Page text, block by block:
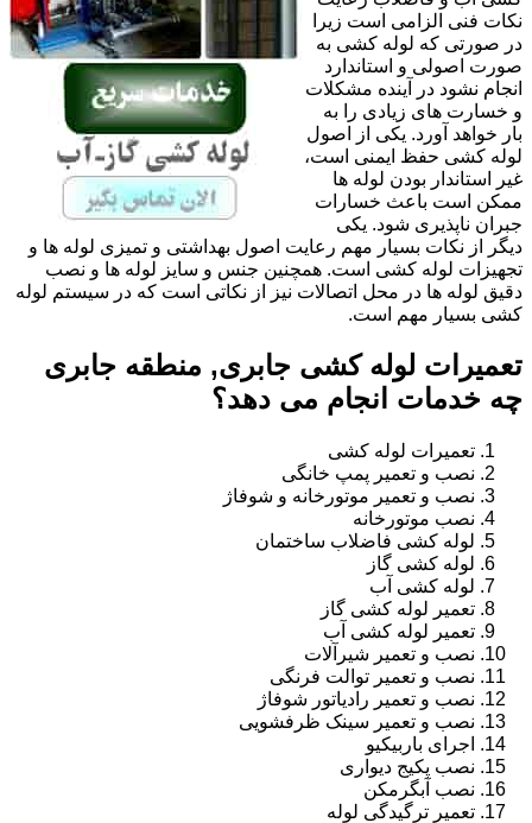
نکات فنی الزامی است زیرا
در صورتی که لوله کشی به
صورت اصولی و استاندارد
انجام نشود در آینده مشکلات
و خسارت های زیادی را به
بار خواهد آورد. یکی از اصول
لوله کشی حفظ ایمنی است،
غیر استاندار بودن لوله ها
ممکن است باعث خسارات
جبران ناپذیری شود. یکی
دیگر از نکات بسیار مهم رعایت اصول بهداشتی و تمیزی لوله ها و
تجهیزات لوله کشی است. همچنین جنس و سایز لوله ها و نصب
دقیق لوله ها در محل اتصالات نیز از نکاتی است که در سیستم لوله
کشی بسیار مهم است.
تعمیرات لوله کشی جابری, منطقه جابری
چه خدمات انجام می دهد؟
تعمیرات لوله کشی
نصب و تعمیر پمپ خانگی
نصب و تعمیر موتورخانه و شوفاژ
نصب موتورخانه
لوله کشی فاضلاب ساختمان
لوله کشی گاز
لوله کشی آب
تعمیر لوله کشی گاز
تعمیر لوله کشی آب
نصب و تعمیر شیرآلات
نصب و تعمیر توالت فرنگی
نصب و تعمیر رادیاتور شوفاژ
نصب و تعمیر سینک ظرفشویی
اجرای باربیکیو
نصب پکیج دیواری
نصب آبگرمکن
تعمیر ترگیدگی لوله